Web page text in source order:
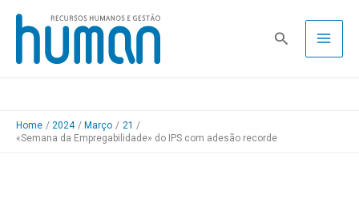
Skip
content
Pesquisa
Home 2024 Março
21
«Semana da Empregabilidade» do IPS com adesão recorde